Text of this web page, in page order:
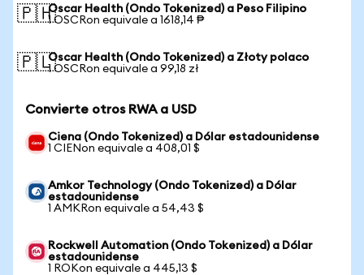
🇵🇭Oscar Health (Ondo Tokenized) a Peso Filipino
1 OSCRon equivale a 1618,14 ₱
🇵🇱Oscar Health (Ondo Tokenized) a Złoty polaco
1 OSCRon equivale a 99,18 zł
Convierte otros RWA a USD
Ciena (Ondo Tokenized) a Dólar estadounidense
1 CIENon equivale a 408,01 $
Amkor Technology (Ondo Tokenized) a Dólar
estadounidense
1 AMKRon equivale a 54,43 $
Rockwell Automation (Ondo Tokenized) a Dólar
estadounidense
1 ROKon equivale a 445,13 $